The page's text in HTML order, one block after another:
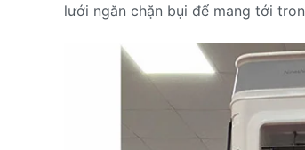
lưới ngăn chặn bụi để mang tới